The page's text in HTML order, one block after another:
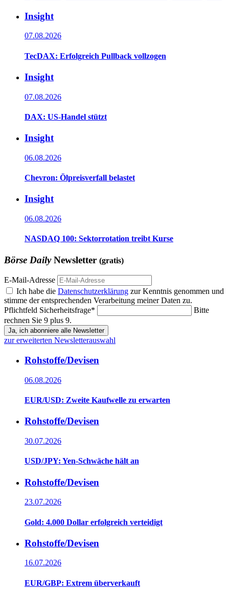
Insight
07.08.2026
TecDAX: Erfolgreich Pullback vollzogen
Insight
07.08.2026
DAX: US-Handel stützt
Insight
06.08.2026
Chevron: Ölpreisverfall belastet
Insight
06.08.2026
NASDAQ 100: Sektorrotation treibt Kurse
Börse DailyNewsletter (gratis)
E-Mail-Adresse
Ich habe die Datenschutzerklärung zur Kenntnis genommen und
stimme der entsprechenden Verarbeitung meiner Daten zu.
Pflichtfeld Sicherheitsfrage*
Bitte
rechnen Sie 9 plus 9.
Ja, ich abonniere alle Newsletter
zur erweiterten Newsletterauswahl
Rohstoffe/Devisen
06.08.2026
EUR/USD: Zweite Kaufwelle zu erwarten
Rohstoffe/Devisen
30.07.2026
USD/JPY: Yen-Schwäche hält an
Rohstoffe/Devisen
23.07.2026
Gold: 4.000 Dollar erfolgreich verteidigt
Rohstoffe/Devisen
16.07.2026
EUR/GBP: Extrem überverkauft